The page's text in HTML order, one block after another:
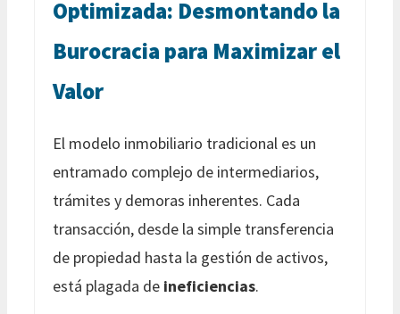
Optimizada: Desmontando la
Burocracia para Maximizar el
Valor
El modelo inmobiliario tradicional es un
entramado complejo de intermediarios,
trámites y demoras inherentes. Cada
transacción, desde la simple transferencia
de propiedad hasta la gestión de activos,
está plagada de ineficiencias.